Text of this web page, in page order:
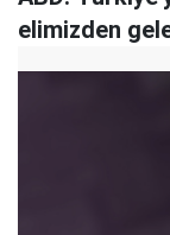
elimizden